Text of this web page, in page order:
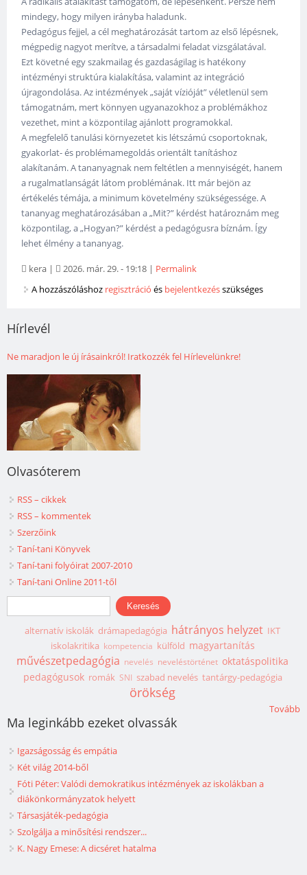
mindegy, hogy milyen irányba haladunk.
Pedagógus fejjel, a cél meghatározását tartom az első lépésnek,
mégpedig nagyot merítve, a társadalmi feladat vizsgálatával.
Ezt követné egy szakmailag és gazdaságilag is hatékony
intézményi struktúra kialakítása, valamint az integráció
újragondolása. Az intézmények „saját vízióját” véletlenül sem
támogatnám, mert könnyen ugyanazokhoz a problémákhoz
vezethet, mint a központilag ajánlott programokkal.
A megfelelő tanulási környezetet kis létszámú csoportoknak,
gyakorlat- és problémamegoldás orientált tanításhoz
alakítanám. A tananyagnak nem feltétlen a mennyiségét, hanem
a rugalmatlanságát látom problémának. Itt már bejön az
értékelés témája, a minimum követelmény szükségessége. A
tananyag meghatározásában a „Mit?” kérdést határoznám meg
központilag, a „Hogyan?” kérdést a pedagógusra bíznám. Így
lehet élmény a tananyag.
kera | 2026. már. 29. - 19:18 | Permalink
A hozzászóláshoz regisztráció és bejelentkezésszükséges
Hírlevél
Ne maradjon le új írásainkról! Iratkozzék fel Hírlevelünkre!
Olvasóterem
RSS – cikkek
RSS – kommentek
Szerzőink
Taní-tani Könyvek
Taní-tani folyóirat 2007-2010
Taní-tani Online 2011-től
Keresés űrlap
Keresés
alternatív iskolák drámapedagógia hátrányos helyzet IKT
iskolakritika kompetencia külföld magyartanítás
művészetpedagógia nevelés neveléstörténet oktatáspolitika
pedagógusok romák SNI szabad nevelés tantárgy-pedagógia
örökség
Tovább
Ma leginkább ezeket olvassák
Igazságosság és empátia
Két világ 2014-ből
Fóti Péter: Valódi demokratikus intézmények az iskolákban a
diákönkormányzatok helyett
Társasjáték-pedagógia
Szolgálja a minősítési rendszer...
K. Nagy Emese: A dicséret hatalma